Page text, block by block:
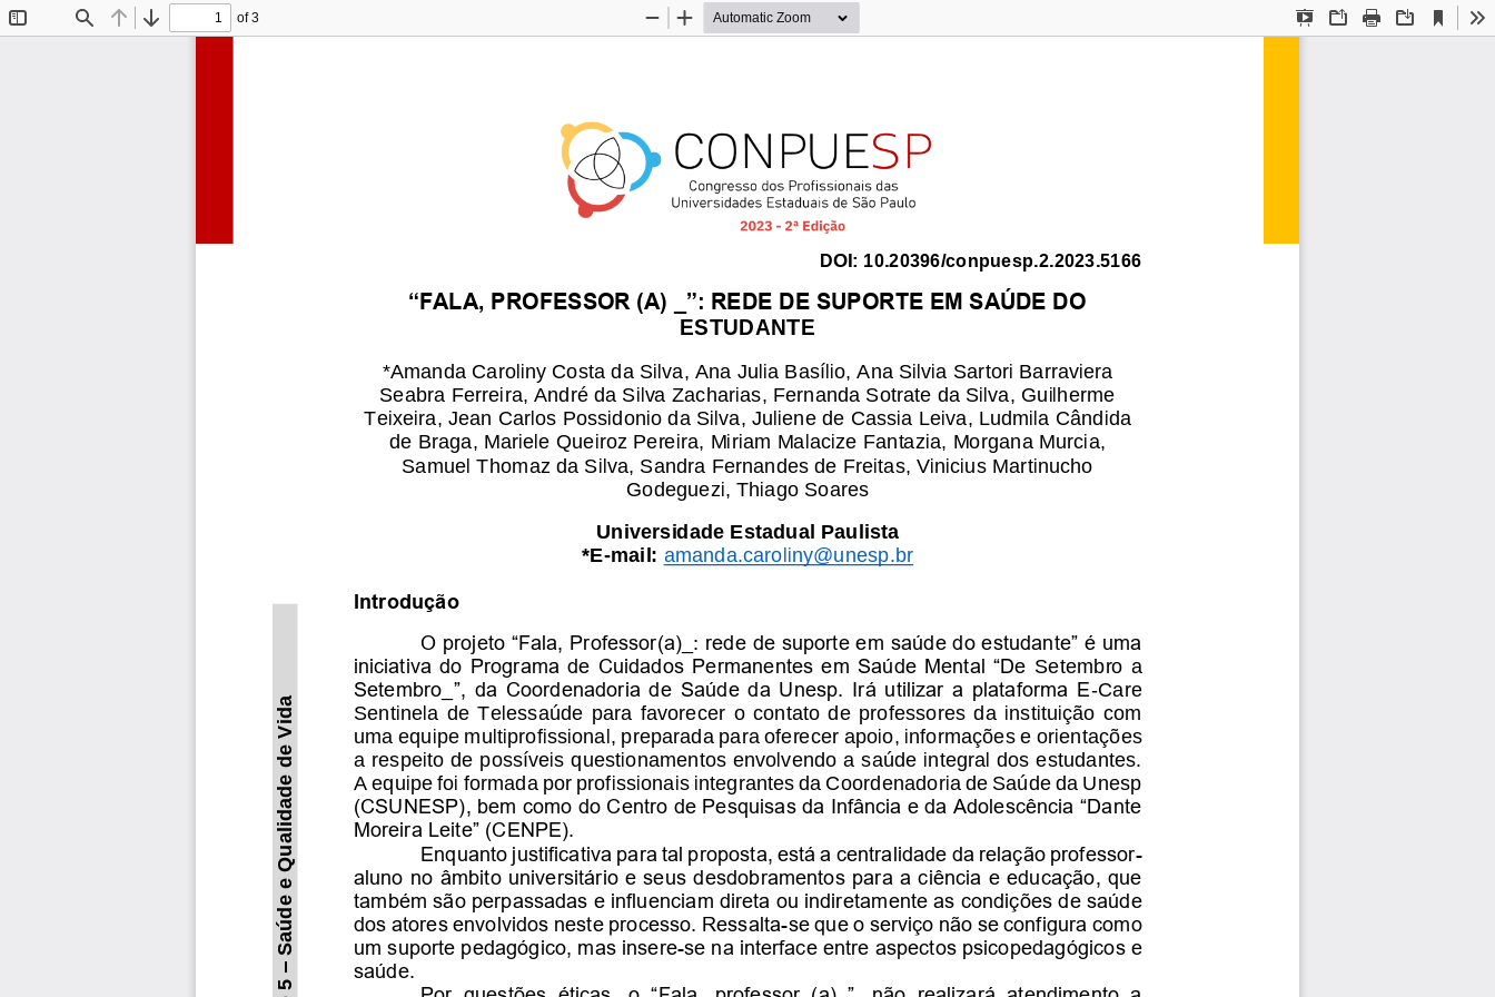
Find Previous
Next
of 3
Presentation
OpenPrint Download
Current
View
Zoom
Zoom
DOI: 10.20396/conpuesp.2.2023.5166
“FALA, PROFESSOR (A) _”: REDE DE SUPORTE EM SAÚDE DO
ESTUDANTE
*Amanda Caroliny Costa da Silva, Ana Julia Basílio, Ana Silvia Sartori Barraviera
Seabra Ferreira, André da Silva Zacharias, Fernanda Sotrate da Silva, Guilherme
Teixeira, Jean Carlos Possidonio da Silva, Juliene de Cassia Leiva, Ludmila Cândida
de Braga, Mariele Queiroz Pereira, Miriam Malacize Fantazia, Morgana Murcia,
Samuel Thomaz da Silva, Sandra Fernandes de Freitas, Vinicius Martinucho
Godeguezi, Thiago Soares
Universidade Estadual Paulista
*E-mail: amanda.caroliny@unesp.br
Introdução
O projeto “Fala, Professor(a)_: rede de suporte em saúde do estudante” é uma
iniciativa do Programa de Cuidados Permanentes em Saúde Mental “De Setembro  a
Setembro_”, da Coordenadoria de Saúde da Unesp. Irá utilizar a plataforma E-Care
Sentinela  de  Telessaúde  para  favorecer  o  contato  de  professores  da  instituição  com
uma equipe multiprofissional, preparada para oferecer apoio, informações e orientações
a respeito de possíveis questionamentos envolvendo a saúde integral dos estudantes.
A equipe foi formada por profissionais integrantes da Coordenadoria de Saúde da Unesp
(CSUNESP), bem como do Centro de Pesquisas da Infância e da Adolescência “Dante
Moreira Leite” (CENPE).
Enquanto justificativa para tal proposta, está a centralidade da relação professor-
aluno no âmbito universitário e seus desdobramentos para a ciência e educação, que
também são perpassadas e influenciam direta ou indiretamente as condições de saúde
dos atores envolvidos neste processo. Ressalta-se que o serviço não se configura como
um suporte pedagógico, mas insere-se na interface entre aspectos psicopedagógicos e
saúde.
Por  questões  éticas,  o “Fala,  professor  (a)_”, não  realizará  atendimento  a
Saúde e Qualidade de Vida